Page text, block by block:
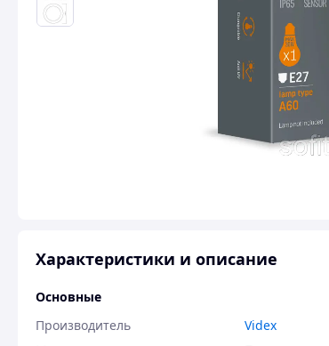
Характеристики и описание
Основные
Производитель
Videx